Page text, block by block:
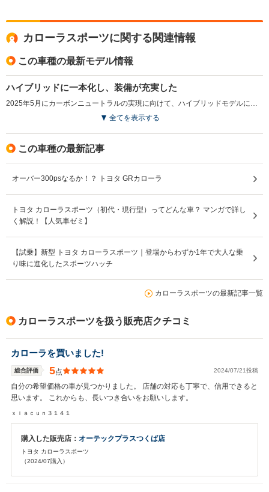
駆動方式
34.0km/L
└高速道路:17.6～
FF、4WD
33.1km/L
└高速道路:17.6～
28.2km/L
FF、4WD
12.8km/L
カローラスポーツに関する関連情報
この車種の最新モデル情報
ハイブリッドに一本化し、装備が充実した
2025年5月にカーボンニュートラルの実現に向けて、ハイブリッドモデルに一本化される一部改良を行った。従来はメーカーオプションだった機能や装備が標準設定となり、商品力も向上している。G Zグレードに、ドライブレコーダーやバックガイドモニター、ブラインドスポットモニター、パーキングサポートブレーキ、デジタルキーやディスプレイオーディオplusが標準装備となり、Gグレードにブラインドスポットモニター、パーキングサポートブレーキ、16インチアルミホイールやLEDフォグランプなどが追加され、利便性が高められている。また、アクセサリーコンセント選択時には給電アタッチメントが標準装備された。（2025.5）
全てを表示する
この車種の最新記事
オーバー300psなるか！？ トヨタ GRカローラ
トヨタ カローラスポーツ（初代・現行型）ってどんな車？ マンガで詳し
く解説！【人気車ゼミ】
【試乗】新型 トヨタ カローラスポーツ｜登場からわずか1年で大人な乗
り味に進化したスポーツハッチ
カローラスポーツの最新記事一覧
カローラスポーツを扱う販売店クチコミ
カローラを買いました!
総合評価 5点 2024/07/21投稿
自分の希望価格の車が見つかりました。 店舗の対応も丁寧で、信用できると
思います。 これからも、長いつき合いをお願いします。
ｘｉａｃｕｎ３１４１
購入した販売店： オーテックプラスつくば店
トヨタ カローラスポーツ
（2024/07購入）